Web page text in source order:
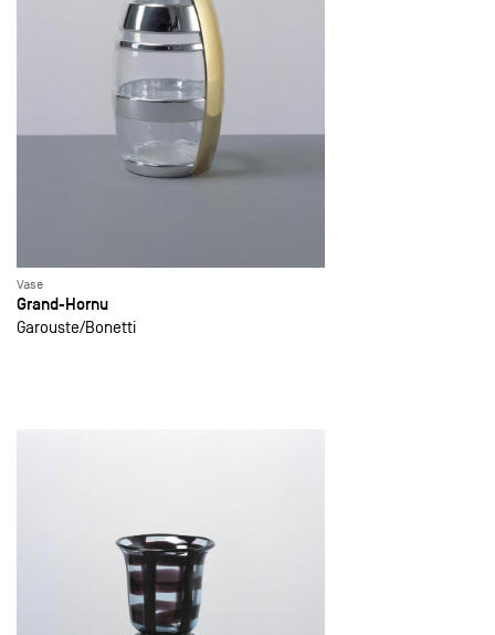
Vase
Grand-Hornu
Garouste Bonetti